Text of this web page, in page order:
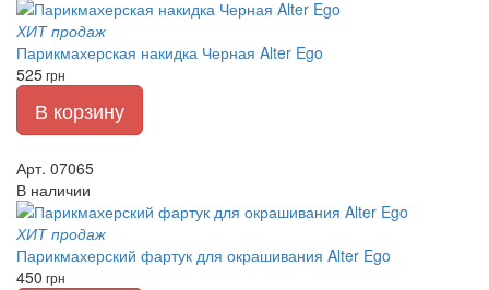
ХИТ продаж
Парикмахерская накидка Черная Alter Ego
525грн
В корзину
Арт. 07065
В наличии
ХИТ продаж
Парикмахерский фартук для окрашивания Alter Ego
450 грн